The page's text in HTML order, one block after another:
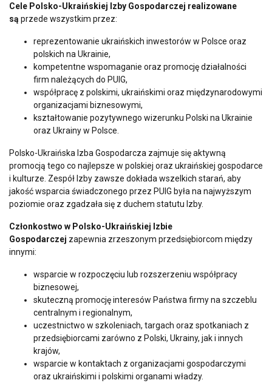
Cele Polsko-Ukraińskiej Izby Gospodarczej realizowane
są przede wszystkim przez:
reprezentowanie ukraińskich inwestorów w Polsce oraz
polskich na Ukrainie,
kompetentne wspomaganie oraz promocję działalności
firm należących do PUIG,
współpracę z polskimi, ukraińskimi oraz międzynarodowymi
organizacjami biznesowymi,
kształtowanie pozytywnego wizerunku Polski na Ukrainie
oraz Ukrainy w Polsce.
Polsko-Ukraińska Izba Gospodarcza zajmuje się aktywną
promocją tego co najlepsze w polskiej oraz ukraińskiej gospodarce
i kulturze. Zespół Izby zawsze dokłada wszelkich starań, aby
jakość wsparcia świadczonego przez PUIG była na najwyższym
poziomie oraz zgadzała się z duchem statutu Izby.
Członkostwo w Polsko-Ukraińskiej Izbie
Gospodarczej zapewnia zrzeszonym przedsiębiorcom między
innymi:
wsparcie w rozpoczęciu lub rozszerzeniu współpracy
biznesowej,
skuteczną promocję interesów Państwa firmy na szczeblu
centralnym i regionalnym,
uczestnictwo w szkoleniach, targach oraz spotkaniach z
przedsiębiorcami zarówno z Polski, Ukrainy, jak i innych
krajów,
wsparcie w kontaktach z organizacjami gospodarczymi
oraz ukraińskimi i polskimi organami władzy.
POLISH
Ta strona używa plików
cookie
Używamy plików cookie w celu
personalizacji treści, reklam i analizy
naszego ruchu. Udostępniamy również